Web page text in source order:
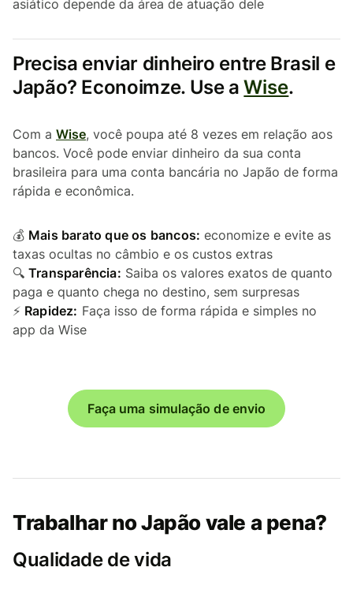
asiático depende da área de atuação dele
Precisa enviar dinheiro entre Brasil e
Japão? Econoimze. Use aWise.
Com a Wise, você poupa até 8 vezes em relação aos
bancos. Você pode enviar dinheiro da sua conta
brasileira para uma conta bancária no Japão de forma
rápida e econômica.
💰 Mais barato que os bancos: economize e evite as
taxas ocultas no câmbio e os custos extras
🔍 Transparência: Saiba os valores exatos de quanto
paga e quanto chega no destino, sem surpresas
⚡ Rapidez: Faça isso de forma rápida e simples no
app da Wise
Faça uma simulação de envio
Trabalhar no Japão vale a pena?
Qualidade de vida